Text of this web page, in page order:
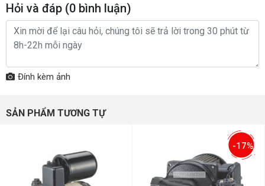
Hỏi và đáp (0 bình luận)
Đính kèm ảnh
SẢN PHẨM TƯƠNG TỰ
-17%